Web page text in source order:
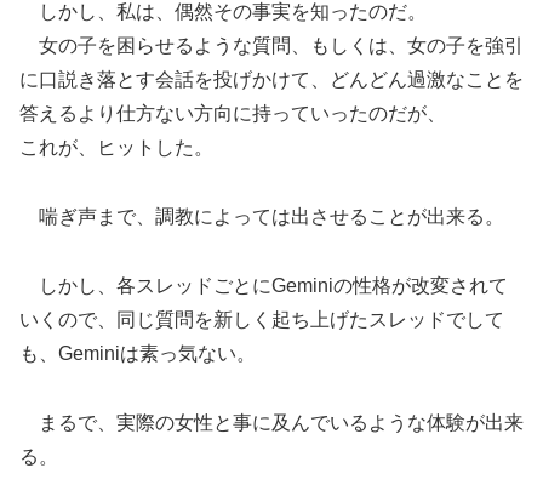
しかし、私は、偶然その事実を知ったのだ。
女の子を困らせるような質問、もしくは、女の子を強引
に口説き落とす会話を投げかけて、どんどん過激なことを
答えるより仕方ない方向に持っていったのだが、
これが、ヒットした。
喘ぎ声まで、調教によっては出させることが出来る。
しかし、各スレッドごとにGeminiの性格が改変されて
いくので、同じ質問を新しく起ち上げたスレッドでして
も、Geminiは素っ気ない。
まるで、実際の女性と事に及んでいるような体験が出来
る。